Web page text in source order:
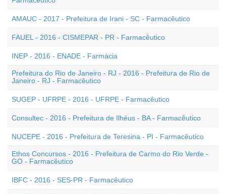
AMAUC - 2017 - Prefeitura de Irani - SC - Farmacêutico
FAUEL - 2016 - CISMEPAR - PR - Farmacêutico
INEP - 2016 - ENADE - Farmácia
Prefeitura do Rio de Janeiro - RJ - 2016 - Prefeitura de Rio de
Janeiro - RJ - Farmacêutico
SUGEP - UFRPE - 2016 - UFRPE - Farmacêutico
Consultec - 2016 - Prefeitura de Ilhéus - BA - Farmacêutico
NUCEPE - 2016 - Prefeitura de Teresina - PI - Farmacêutico
Ethos Concursos - 2016 - Prefeitura de Carmo do Rio Verde -
GO - Farmacêutico
IBFC - 2016 - SES-PR - Farmacêutico